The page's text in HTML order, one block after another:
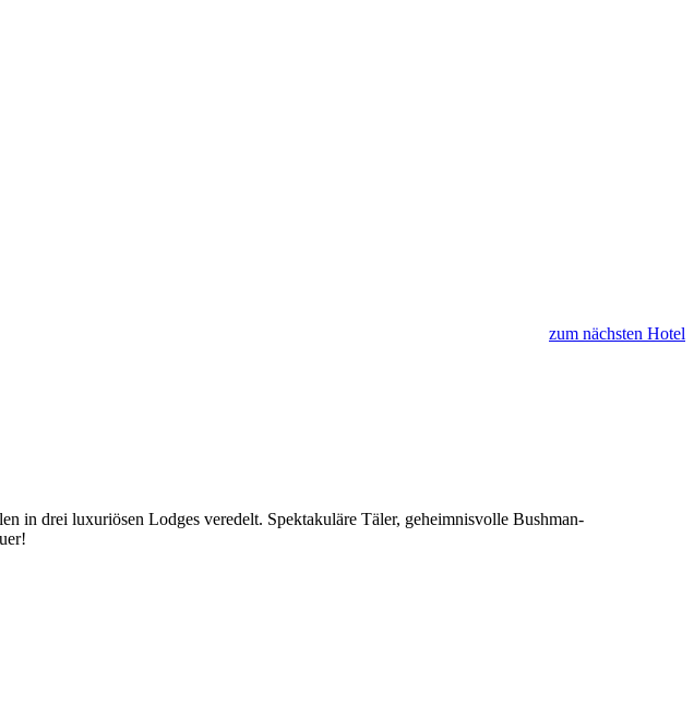
zum nächsten Hotel
in drei luxuriösen Lodges veredelt. Spektakuläre Täler, geheimnisvolle Bushman-